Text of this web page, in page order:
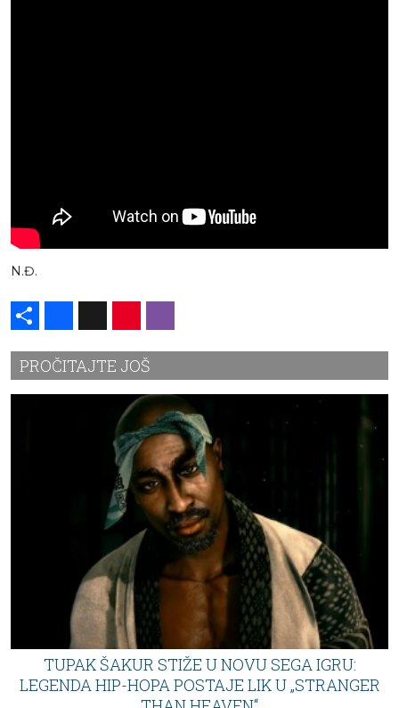
N.Đ.
PROČITAJTE JOŠ
TUPAK ŠAKUR STIŽE U NOVU SEGA IGRU:
LEGENDA HIP-HOPA POSTAJE LIK U „STRANGER